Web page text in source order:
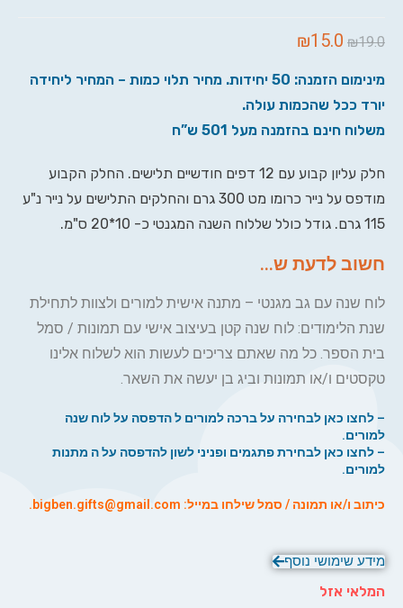
₪19.0
₪15.0
מינימום הזמנה: 50 יחידות. מחיר תלוי כמות – המחיר ליחידה
יורד ככל שהכמות עולה.
משלוח חינם בהזמנה מעל 501 ש”ח
חלק עליון קבוע עם 12 דפים חודשיים תלישים. החלק הקבוע
מודפס על נייר כרומו מט 300 גרם והחלקים התלישים על נייר נ"ע
115 גרם. גודל כולל שללוח השנה המגנטי כ- 10*20 ס"מ.
חשוב לדעת ש...
לוח שנה עם גב מגנטי – מתנה אישית למורים ולצוות לתחילת
שנת הלימודים: לוח שנה קטן בעיצוב אישי עם תמונות / סמל
בית הספר. כל מה שאתם צריכים לעשות הוא לשלוח אלינו
טקסטים ו/או תמונות וביג בן יעשה את השאר.
– לחצו כאן לבחירה על ברכה למורים ל הדפסה על לוח שנה
למורים.
– לחצו כאן לבחירת פתגמים ופניני לשון להדפסה על ה מתנות
למורים.
כיתוב ו/או תמונה / סמל שילחו במייל: bigben.gifts@gmail.com.
מידע שימושי נוסף
המלאי אזל